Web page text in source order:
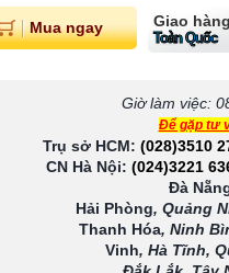
Mua ngay Giao hàng
Toàn Quốc
Giờ làm việc:
Để gặp tư
Trụ sở HCM: (028)3510
CN Hà Nội: (024)3221
Đà
Hải Phòng, Quảng
Thanh Hóa, Ninh
Vinh, Hà Tĩnh,